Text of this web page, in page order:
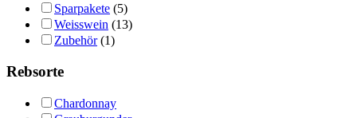
Sparpakete (5)
Weisswein (13)
Zubehör (1)
Rebsorte
Chardonnay